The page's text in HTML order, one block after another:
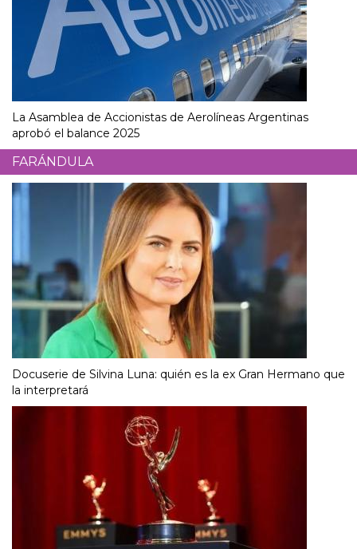
La Asamblea de Accionistas de Aerolíneas Argentinas
aprobó el balance 2025
FARÁNDULA
Docuserie de Silvina Luna: quién es la ex Gran Hermano que
la interpretará